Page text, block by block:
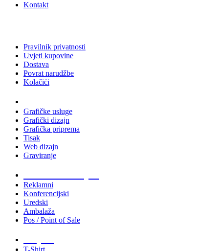
Kontakt
Pravilnik privatnosti
Uvjeti kupovine
Dostava
Povrat narudžbe
Kolačići
Grafičke usluge
Grafički dizajn
Grafička priprema
Tisak
Web dizajn
Graviranje
Reklamni
Konferencijski
Uredski
Ambalaža
Pos / Point of Sale
T-Shirt